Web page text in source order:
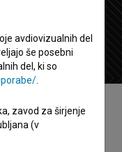
avdiovizualnih del
še posebni
del, ki so
zavod za širjenje
(v